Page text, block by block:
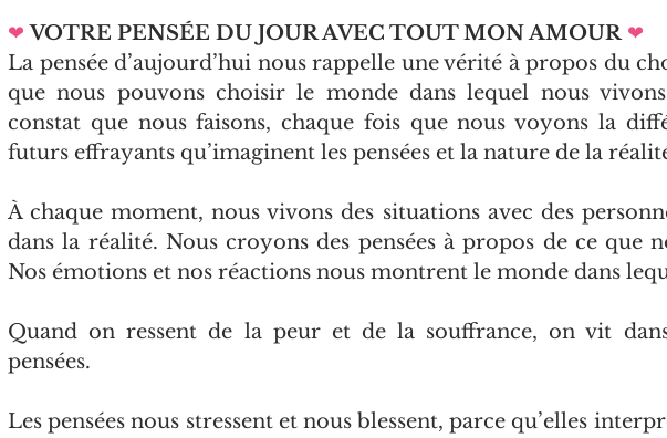
❤ VOTRE PENSÉE DU JOUR AVEC TOUT MON AMOUR ❤
La pensée d’aujourd’hui nous rappelle une vérité à propos du
que nous pouvons choisir le monde dans lequel nous
constat que nous faisons, chaque fois que nous voyons la
futurs effrayants qu’imaginent les pensées et la nature de la
À chaque moment, nous vivons des situations avec des
dans la réalité. Nous croyons des pensées à propos de ce que
Nos émotions et nos réactions nous montrent le monde dans
Quand on ressent de la peur et de la souffrance, on vit
pensées.
Les pensées nous stressent et nous blessent, parce qu’elles